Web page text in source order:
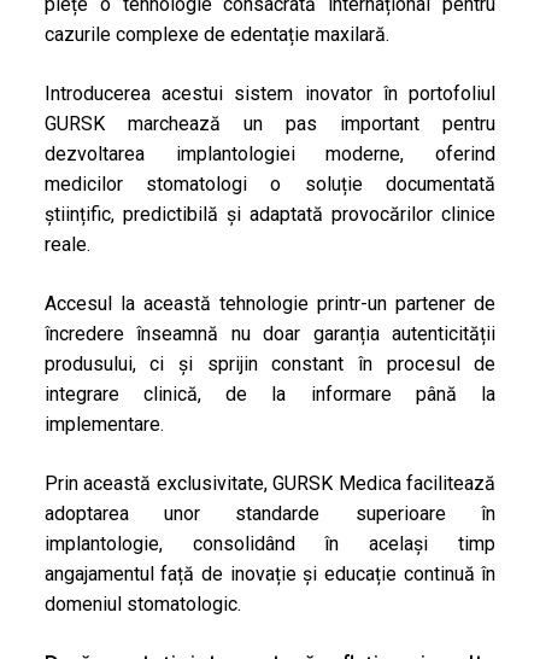
cazurile complexe de edentație maxilară.
Introducerea acestui sistem inovator în portofoliul
GURSK marchează un pas important pentru
dezvoltarea implantologiei moderne, oferind
medicilor stomatologi o soluție documentată
științific, predictibilă și adaptată provocărilor clinice
reale.
Accesul la această tehnologie printr-un partener de
încredere înseamnă nu doar garanția autenticității
produsului, ci și sprijin constant în procesul de
integrare clinică, de la informare până la
implementare.
Prin această exclusivitate, GURSK Medica facilitează
adoptarea unor standarde superioare în
implantologie, consolidând în același timp
angajamentul față de inovație și educație continuă în
domeniul stomatologic.